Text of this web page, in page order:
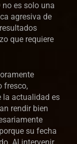
no es solo una
agresiva de
que requiere
fresco,
la actualidad es
rendir bien
su fecha